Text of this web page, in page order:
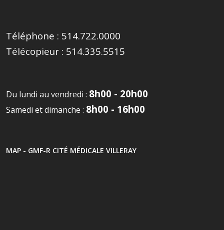
Téléphone : 514.722.0000
Télécopieur : 514.335.5515
Du lundi au vendredi : 8h00 - 20h00
Samedi et dimanche : 8h00 - 16h00
MAP - GMF-R CITÉ MÉDICALE VILLERAY